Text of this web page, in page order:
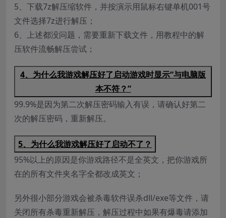
5、下载7z解压缩软件，并按演示用鼠标右键单机001号
文件选择7z进行解压；
6、上述都没问题，需要重新下载文件，用教程中的解
压软件流畅解压尝试；
4、为什么我游戏解压好了启动游戏时显示“与电脑版
本不符？”
99.9%是因为第二次解压密码输入有误，请确认好第二
次的解压密码，重新解压。
5、为什么我游戏解压好了启动不了？
95%以上的原因是你游戏路径不是全英文，把你游戏所
在的所有文件夹名字全都改成英文；
另外很小部分游戏会被杀毒软件误杀dll/exe等文件，请
关闭所有杀毒重新解压，解压过程中如果有爆毒请添加